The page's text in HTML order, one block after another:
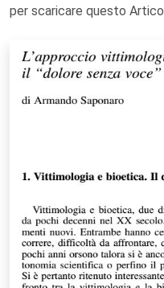
per scaricare questo